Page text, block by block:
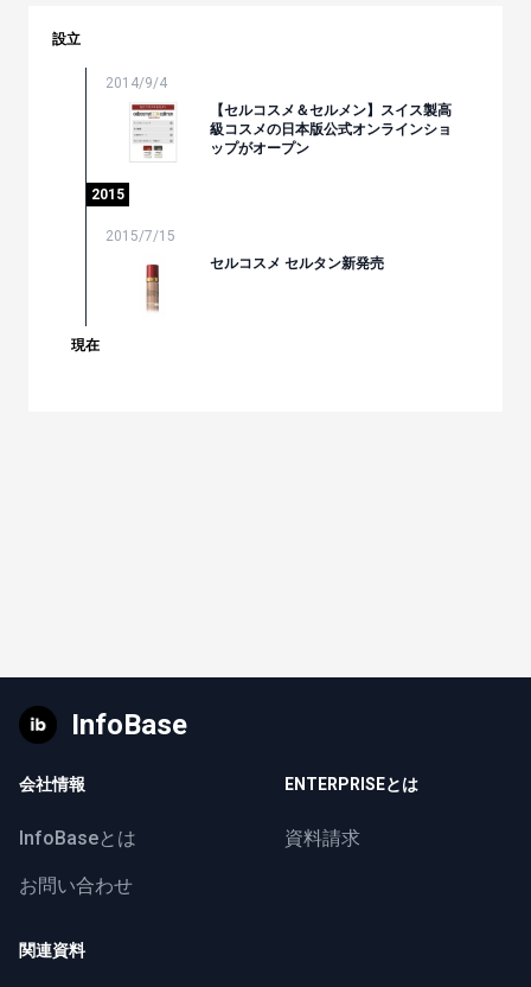
設立
2014/9/4
【セルコスメ＆セルメン】スイス製高
級コスメの日本版公式オンラインショ
ップがオープン
2015
2015/7/15
セルコスメ セルタン新発売
現在
InfoBase
会社情報
InfoBaseとは
お問い合わせ
ENTERPRISEとは
資料請求
関連資料